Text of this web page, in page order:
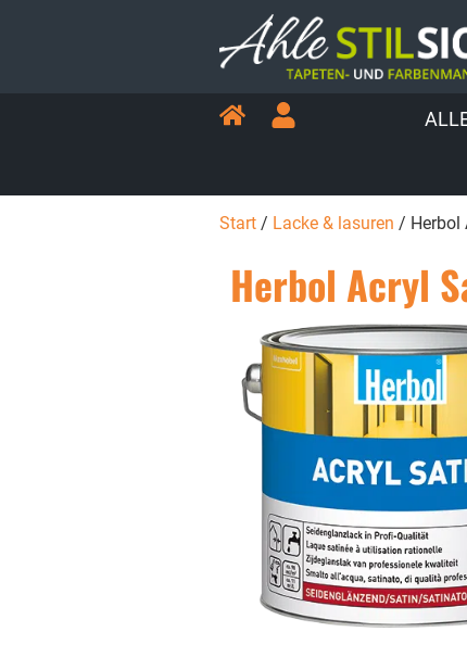
Start/ Lacke & lasuren / Herbol
Herbol Acryl